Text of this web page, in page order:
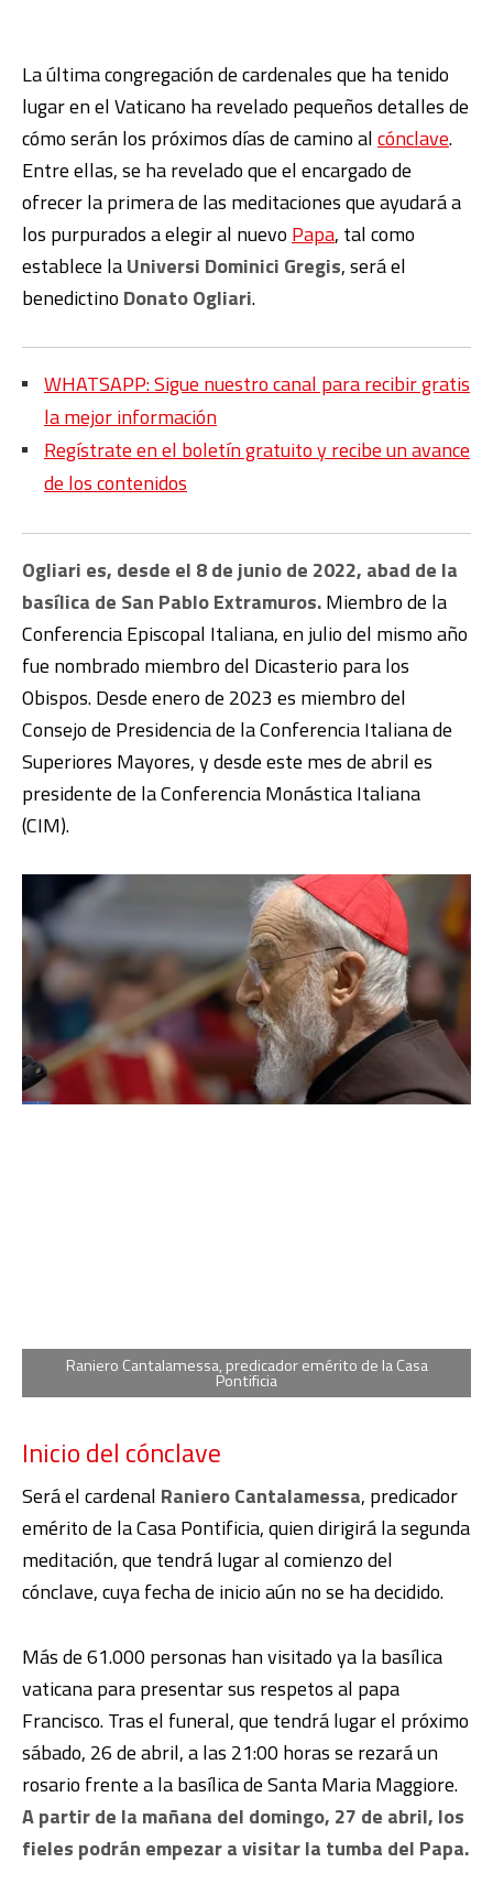
La última congregación de cardenales que ha tenido
lugar en el Vaticano ha revelado pequeños detalles de
cómo serán los próximos días de camino alcónclave.
Entre ellas, se ha revelado que el encargado de
ofrecer la primera de las meditaciones que ayudará a
los purpurados a elegir al nuevo Papa, tal como
establece laUniversi Dominici Gregis, será el
benedictino Donato Ogliari.
WHATSAPP: Sigue nuestro canal para recibir gratis
la mejor información
Regístrate en el boletín gratuito y recibe un avance
de los contenidos
Ogliari es, desde el 8 de junio de 2022, abad de la
basílica de San Pablo Extramuros.Miembro de la
Conferencia Episcopal Italiana, en julio del mismo año
fue nombrado miembro del Dicasterio para los
Obispos. Desde enero de 2023 es miembro del
Consejo de Presidencia de la Conferencia Italiana de
Superiores Mayores, y desde este mes de abril es
presidente de la Conferencia Monástica Italiana
(CIM).
Raniero Cantalamessa, predicador emérito de la Casa
Pontificia
Inicio del cónclave
Será el cardenal Raniero Cantalamessa, predicador
emérito de la Casa Pontificia, quien dirigirá la segunda
meditación, que tendrá lugar al comienzo del
cónclave, cuya fecha de inicio aún no se ha decidido.
Más de 61.000 personas han visitado ya la basílica
vaticana para presentar sus respetos al papa
Francisco. Tras el funeral, que tendrá lugar el próximo
sábado, 26 de abril, a las 21:00 horas se rezará un
rosario frente a la basílica de Santa Maria Maggiore.
A partir de la mañana del domingo, 27 de abril, los
fieles podrán empezar a visitar la tumba del Papa.